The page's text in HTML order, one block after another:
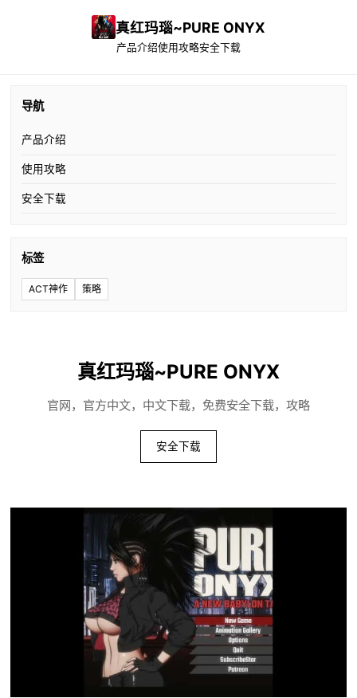
真红玛瑙~PURE ONYX
产品介绍使用攻略安全下载
导航
产品介绍
使用攻略
安全下载
标签
ACT神作 策略
真红玛瑙~PURE ONYX
官网，官方中文，中文下载，免费安全下载，攻略
安全下载